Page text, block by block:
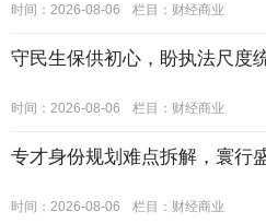
时间：2026-08-06 栏目： 财经商业
守民生保供初心，盼执法尺度
时间：2026-08-06 栏目： 财经商业
专才身份规划难点拆解，寰行
时间：2026-08-06 栏目： 财经商业